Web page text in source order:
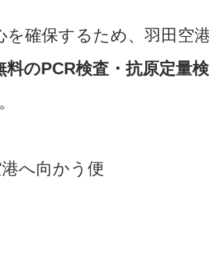
確保するため、羽田空
料のPCR検査・抗原定量
へ向かう便